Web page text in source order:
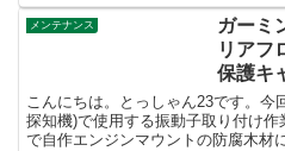
メンテナンス
ガーミ
リアフ
保護キ
こんにちは。とっしゃん23です。今
探知機)で使用する振動子取り付け
で自作エンジンマウントの防腐木材